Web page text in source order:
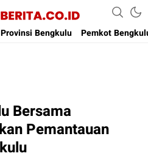
Berita
Provinsi Bengkulu Pemkot
Bersama
Pemantauan